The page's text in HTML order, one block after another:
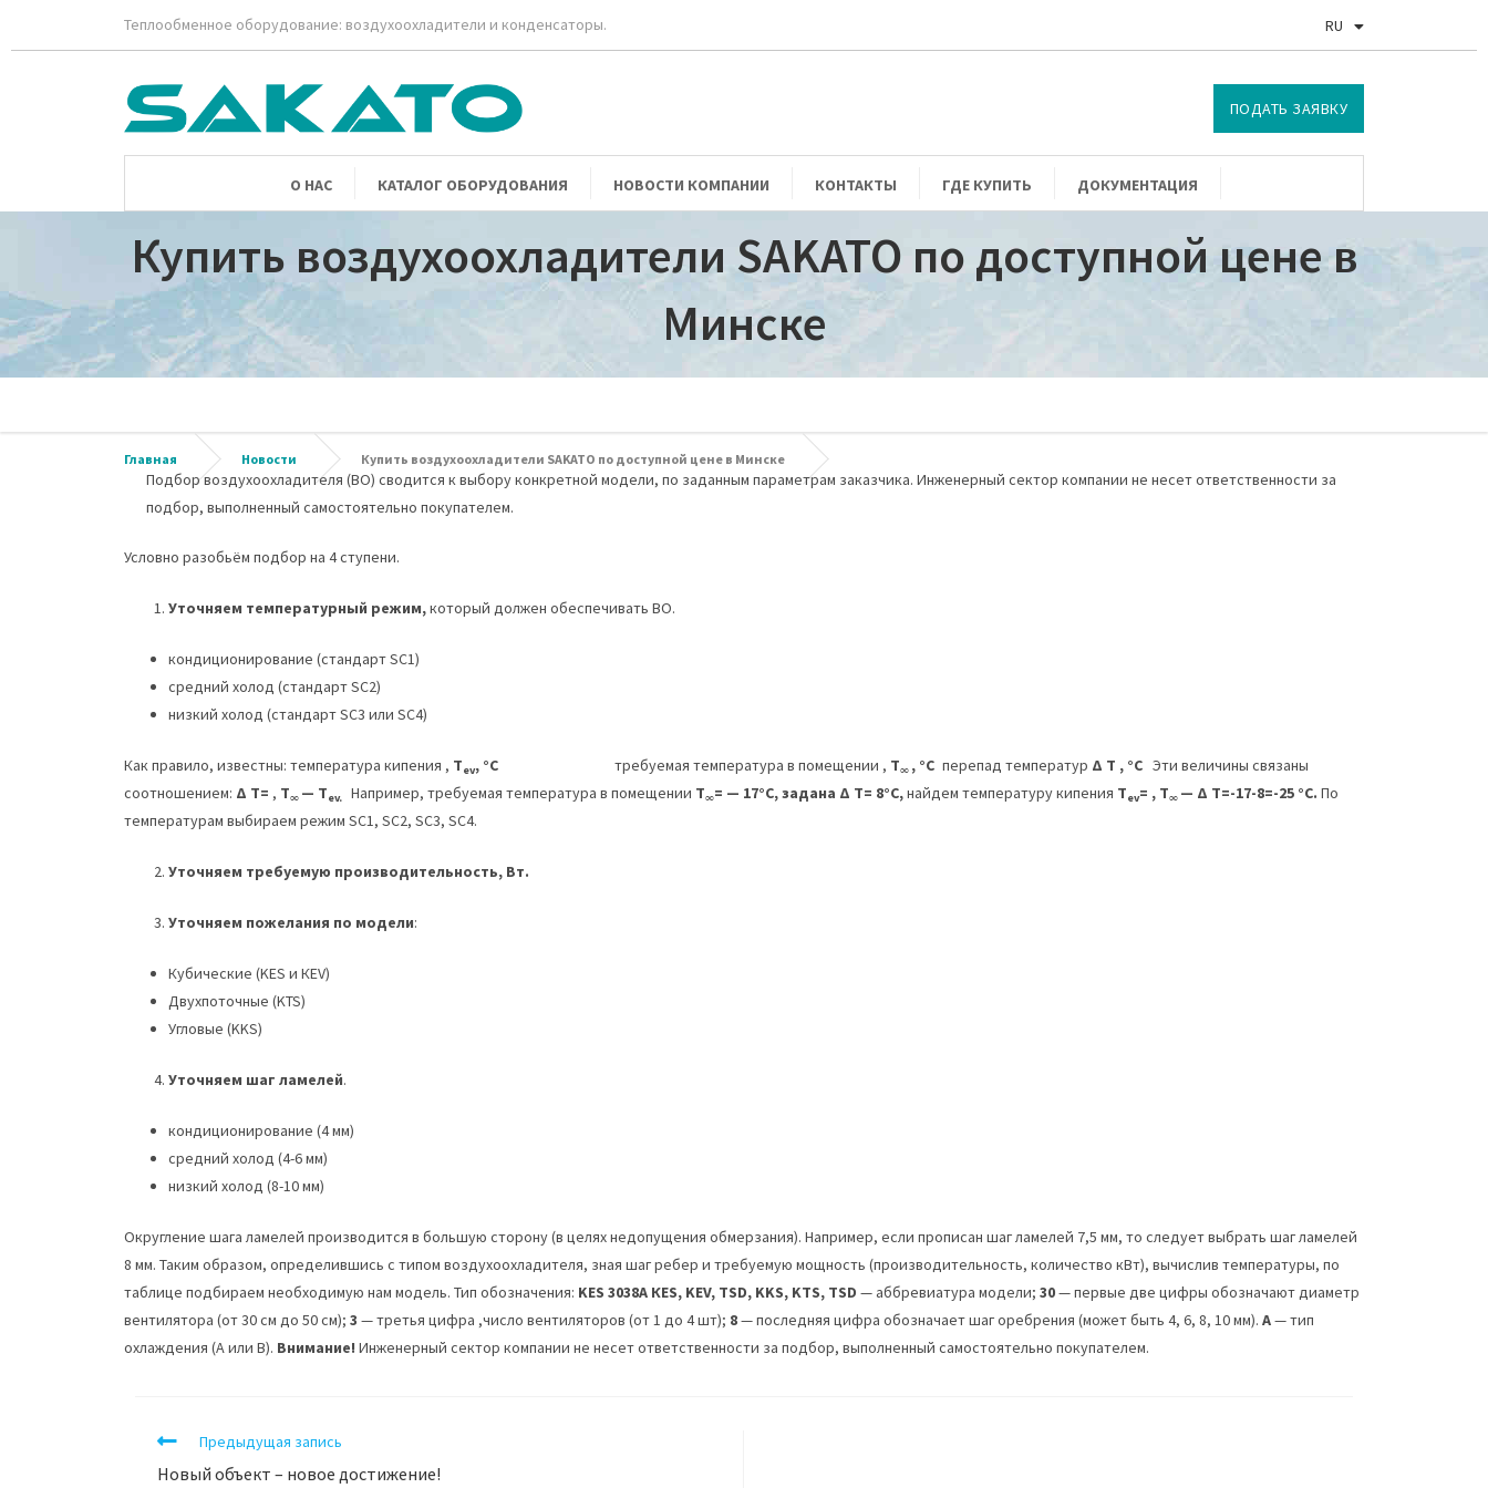
Теплообменное оборудование: воздухоохладители и конденсаторы. RU
EN
ПОДАТЬ ЗАЯВКУ
О НАС КАТАЛОГ ОБОРУДОВАНИЯ НОВОСТИ КОМПАНИИ КОНТАКТЫ ГДЕ КУПИТЬ ДОКУМЕНТАЦИЯ
Купить воздухоохладители SAKATO по доступной цене в
Минске
Главная Новости Купить воздухоохладители SAKATO по доступной цене в Минске
Подбор воздухоохладителя (ВО) сводится к выбору конкретной модели, по заданным параметрам заказчика. Инженерный сектор компании не несет ответственности за
подбор, выполненный самостоятельно покупателем.
Условно разобьём подбор на 4 ступени.
Уточняем температурный режим,который должен обеспечивать ВО.
кондиционирование (стандарт SC1)
средний холод (стандарт SC2)
низкий холод (стандарт SC3 или SC4)
Как правило, известны: температура кипения , Tev, °С требуемая температура в помещении , T∞ , °С перепад температур Δ T , °С Эти величины связаны
соотношением: Δ T= , T∞ — Tev. Например, требуемая температура в помещении T∞= — 17°С, задана Δ T= 8°С,найдем температуру кипения Tev= , T∞ — Δ T=-17-8=-25 °С. По
температурам выбираем режим SC1, SC2, SC3, SC4.
Уточняем требуемую производительность, Вт.
Уточняем пожелания по модели:
Кубические (KES и КЕV)
Двухпоточные (KTS)
Угловые (KKS)
Уточняем шаг ламелей.
кондиционирование (4 мм)
средний холод (4-6 мм)
низкий холод (8-10 мм)
Округление шага ламелей производится в большую сторону (в целях недопущения обмерзания). Например, если прописан шаг ламелей 7,5 мм, то следует выбрать шаг ламелей
8 мм. Таким образом, определившись с типом воздухоохладителя, зная шаг ребер и требуемую мощность (производительность, количество кВт), вычислив температуры, по
таблице подбираем необходимую нам модель. Тип обозначения: KES 3038A КES, KEV, TSD, KKS, KTS, TSD — аббревиатура модели; 30— первые две цифры обозначают диаметр
вентилятора (от 30 см до 50 см); 3 — третья цифра ,число вентиляторов (от 1 до 4 шт); 8— последняя цифра обозначает шаг оребрения (может быть 4, 6, 8, 10 мм). А— тип
охлаждения (А или В). Внимание! Инженерный сектор компании не несет ответственности за подбор, выполненный самостоятельно покупателем.
Предыдущая запись
Новый объект – новое достижение!